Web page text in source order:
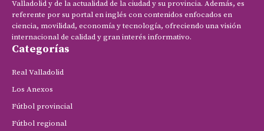
Valladolid y de la actualidad de la ciudad y su provincia. Además, es
referente por su portal en inglés con contenidos enfocados en
ciencia, movilidad, economía y tecnología, ofreciendo una visión
internacional de calidad y gran interés informativo.
Categorías
Real Valladolid
Los Anexos
Fútbol provincial
Fútbol regional